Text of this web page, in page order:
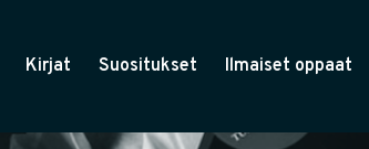
Kirjat Suositukset Ilmaiset oppaat